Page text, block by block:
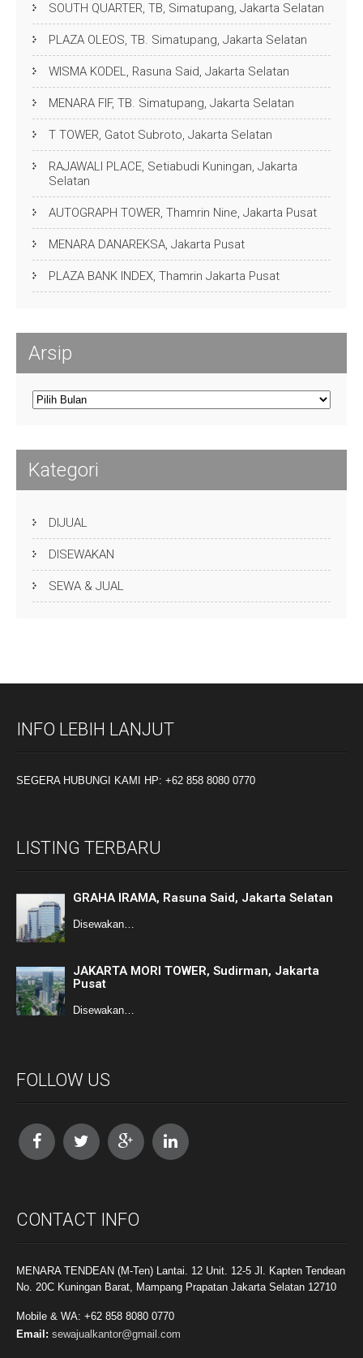
SOUTH QUARTER, TB, Simatupang, Jakarta Selatan
PLAZA OLEOS, TB. Simatupang, Jakarta Selatan
WISMA KODEL, Rasuna Said, Jakarta Selatan
MENARA FIF, TB. Simatupang, Jakarta Selatan
T TOWER, Gatot Subroto, Jakarta Selatan
RAJAWALI PLACE, Setiabudi Kuningan, Jakarta
Selatan
AUTOGRAPH TOWER, Thamrin Nine, Jakarta Pusat
MENARA DANAREKSA, Jakarta Pusat
PLAZA BANK INDEX, Thamrin Jakarta Pusat
Arsip
Arsip
Kategori
DIJUAL
DISEWAKAN
SEWA & JUAL
INFO LEBIH LANJUT
SEGERA HUBUNGI KAMI HP: +62 858 8080 0770
LISTING TERBARU
GRAHA IRAMA, Rasuna Said, Jakarta Selatan
Disewakan…
JAKARTA MORI TOWER, Sudirman, Jakarta
Pusat
Disewakan…
FOLLOW US
CONTACT INFO
MENARA TENDEAN (M-Ten) Lantai. 12 Unit. 12-5 Jl. Kapten Tendean
No. 20C Kuningan Barat, Mampang Prapatan Jakarta Selatan 12710
Mobile & WA: +62 858 8080 0770
Email: sewajualkantor@gmail.com